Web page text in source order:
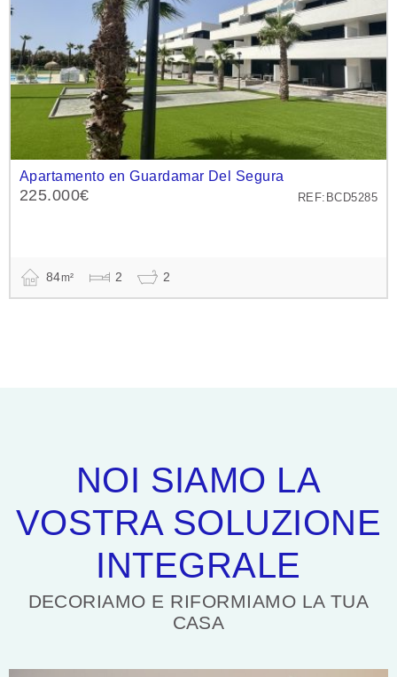
Apartamento en Guardamar Del Segura
REF:BCD5285
225.000€
84m² 2 2
NOI SIAMO LA
VOSTRA SOLUZIONE
INTEGRALE
DECORIAMO E RIFORMIAMO LA TUA
CASA